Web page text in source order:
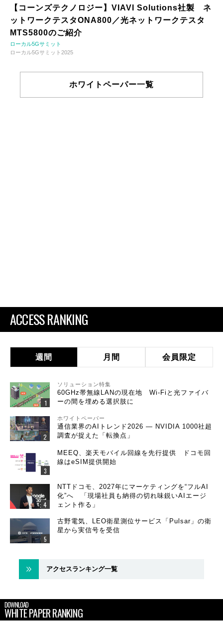
【コーンズテクノロジー】VIAVI Solutions社製 ネ
ットワークテスタONA800／光ネットワークテスタ
MTS5800のご紹介
ローカル5Gサミット
ローカル5Gサミット2025
ホワイトペーパー一覧
ACCESS RANKING
週間 月間 会員限定
ソリューション特集
60GHz帯無線LANの現在地 Wi-Fiと光ファイバ
ーの間を埋める選択肢に
ホワイトペーパー
通信業界のAIトレンド2026 ― NVIDIA 1000社超
調査が捉えた「転換点」
MEEQ、楽天モバイル回線を先行提供 ドコモ回
線はeSIM提供開始
NTTドコモ、2027年にマーケティングを“フルAI
化”へ 「現場社員も納得の切れ味鋭いAIエージ
ェント作る」
古野電気、LEO衛星測位サービス「Pulsar」の衛
星から実信号を受信
アクセスランキング一覧
DOWNLOAD
WHITE PAPER RANKING